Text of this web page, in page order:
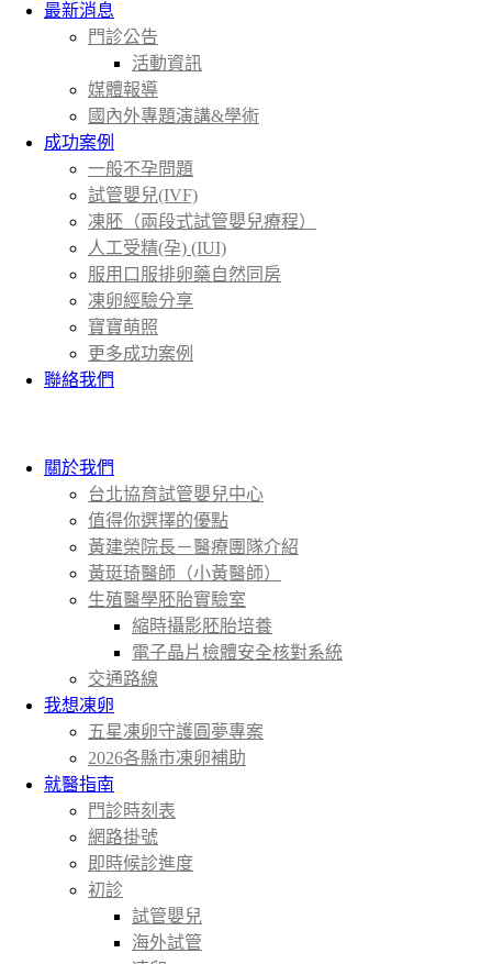
最新消息
門診公告
活動資訊
媒體報導
國內外專題演講&學術
成功案例
一般不孕問題
試管嬰兒(IVF)
凍胚（兩段式試管嬰兒療程）
人工受精(孕) (IUI)
服用口服排卵藥自然同房
凍卵經驗分享
寶寶萌照
更多成功案例
聯絡我們
關於我們
台北協育試管嬰兒中心
值得你選擇的優點
黃建榮院長－醫療團隊介紹
黃珽琦醫師（小黃醫師）
生殖醫學胚胎實驗室
縮時攝影胚胎培養
電子晶片檢體安全核對系統
交通路線
我想凍卵
五星凍卵守護圓夢專案
2026各縣市凍卵補助
就醫指南
門診時刻表
網路掛號
即時候診進度
初診
試管嬰兒
海外試管